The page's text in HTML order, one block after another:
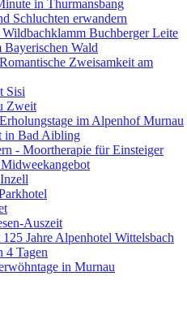
in Thurmansbang
Schluchten erwandern
Buchberger Leite
Wald
Zweisamkeit am
Sisi
Zweit
im Alpenhof Murnau
in Bad Aibling
- Moortherapie für Einsteiger
Auszeit
Jahre Alpenhotel Wittelsbach
4 Tagen
in Murnau